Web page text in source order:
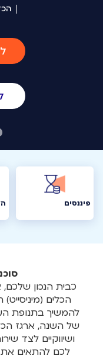
פיננסים
כבית הנכון
הכלים
להמשיך בתנופת
של השנה, ארגז
ושיווקיים לצד
לכם להתאים את